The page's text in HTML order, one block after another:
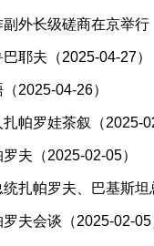
外长级磋商在京举行
耶夫（2025-04-27）
2025-04-26）
帕罗娃茶叙（2025-
夫（2025-02-05）
扎帕罗夫、巴基斯坦
夫会谈（2025-02-05